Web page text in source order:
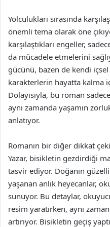
Yolculukları sırasında
önemli tema olarak öne
karşılaştıkları engeller,
da mücadele etmelerini
gücünü, bazen de kendi içsel
karakterlerin hayatta kalma
Dolayısıyla, bu roman
aynı zamanda yaşamın
anlatıyor.
Romanın bir diğer dikkat
Yazar, bisikletin gezdirdiği
tasvir ediyor. Doğanın
yaşanan anlık heyecanlar,
sunuyor. Bu detaylar,
resim yaratırken, aynı
artırıyor. Bisikletin geçiş